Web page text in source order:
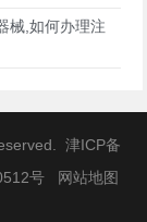
械,如何办理注
津ICP备
号 网站地图